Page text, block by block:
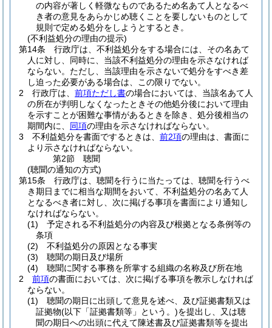
の内容が著しく軽微なものであるため名あて人となるべ
き者の意見をあらかじめ聴くことを要しないものとして
規則で定める処分をしようとするとき。
(不利益処分の理由の提示)
第14条
行政庁は、不利益処分をする場合には、その名あて
人に対し、同時に、当該不利益処分の理由を示さなければ
ならない。 ただし、当該理由を示さないで処分をすべき差
し迫った必要がある場合は、この限りでない。
2
行政庁は、 前項ただし書の場合においては、当該名あて人
の所在が判明しなくなったときその他処分後において理由
を示すことが困難な事情があるときを除き、処分後相当の
期間内に、 同項の理由を示さなければならない。
3
不利益処分を書面でするときは、 前2項の理由は、書面に
より示さなければならない。
第2節
聴聞
(聴聞の通知の方式)
第15条
行政庁は、聴聞を行うに当たっては、聴聞を行うべ
き期日までに相当な期間をおいて、不利益処分の名あて人
となるべき者に対し、次に掲げる事項を書面により通知し
なければならない。
(1)
予定される不利益処分の内容及び根拠となる条例等の
条項
(2)
不利益処分の原因となる事実
(3)
聴聞の期日及び場所
(4)
聴聞に関する事務を所掌する組織の名称及び所在地
2
前項の書面においては、次に掲げる事項を教示しなければ
ならない。
(1)
聴聞の期日に出頭して意見を述べ、及び証拠書類又は
証拠物(以下「証拠書類等」という。)を提出し、又は聴
聞の期日への出頭に代えて陳述書及び証拠書類等を提出